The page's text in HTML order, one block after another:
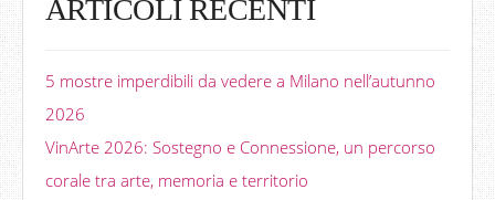
ARTICOLI RECENTI
5 mostre imperdibili da vedere a Milano nell’autunno
2026
VinArte 2026: Sostegno e Connessione, un percorso
corale tra arte, memoria e territorio